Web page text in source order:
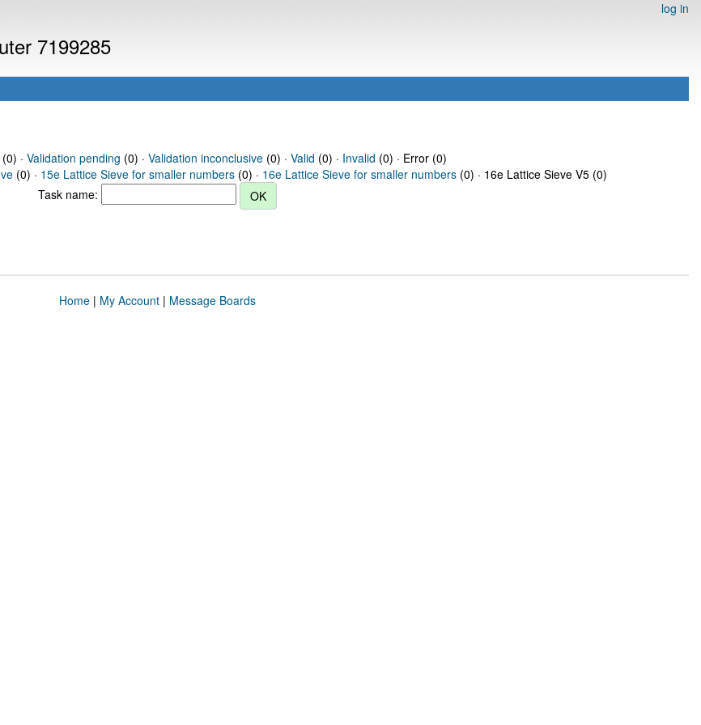
log in
7199285
· Validation pending (0) · Validation inconclusive(0) · Valid (0) · Invalid (0) · Error (0)
(0) · 15e Lattice Sieve for smaller numbers (0) · 16e Lattice Sieve for smaller numbers (0) · 16e Lattice Sieve V5 (0)
Task name:
Home| My Account| Message Boards